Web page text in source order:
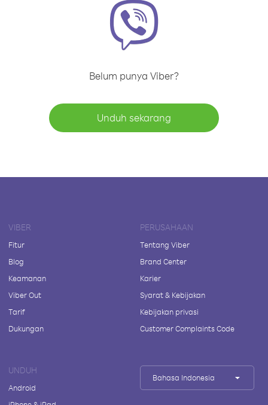
Belum punya Viber?
Unduh sekarang
VIBER
Fitur
Blog
Keamanan
Viber Out
Tarif
Dukungan
PERUSAHAAN
Tentang Viber
Brand Center
Karier
Syarat & Kebijakan
Kebijakan privasi
Customer Complaints Code
UNDUH
Android
Bahasa Indonesia